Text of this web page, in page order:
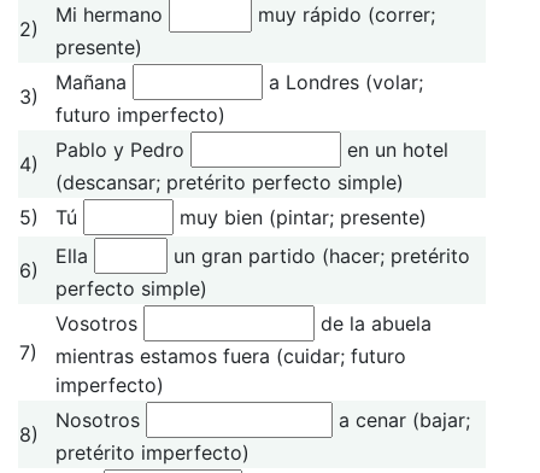
2)
Mi hermano
muy rápido (correr;
presente)
3)
Mañana
a Londres (volar;
futuro imperfecto)
4)
Pablo y Pedro
en un hotel
(descansar; pretérito perfecto simple)
5)
Tú muy bien (pintar; presente)
6)
Ella
un gran partido (hacer; pretérito
perfecto simple)
7)
Vosotros
de la abuela
mientras estamos fuera (cuidar; futuro
imperfecto)
8)
Nosotros
a cenar (bajar;
pretérito imperfecto)